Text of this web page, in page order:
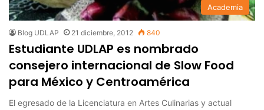
Academia
Blog UDLAP 21 diciembre, 2012 840
Estudiante UDLAP es nombrado
consejero internacional de Slow Food
para México y Centroamérica
El egresado de la Licenciatura en Artes Culinarias y actual